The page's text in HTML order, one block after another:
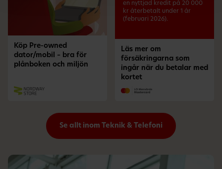
Köp Pre-owned
dator/mobil – bra för
plånboken och miljön
en nyttjad kredit på 20 000
kr återbetalt under 1 år
(februari 2026).
Läs mer om
försäkringarna som
ingår när du betalar med
kortet
Se allt inom Teknik & Telefoni